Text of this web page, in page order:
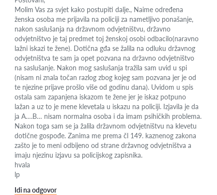
Molim Vas za svjet kako postupiti dalje., Naime određena
ženska osoba me prijavila na policiji za nametljivo ponašanje,
nakon saslušanja na državnom odvjetništvu, državno
odvjetništvo je taj predmet toj ženskoj osobi odbacilo(naravno
lažni iskazi te žene). Dotična gđa se žalila na odluku državnog
odvjetništva te sam ja opet pozvana na državno odvjetništvo
na saslušanje. Nakon mog saslušanja tražila sam uvid u spi
(nisam ni znala točan razlog zbog kojeg sam pozvana jer je od
te njezine prijave prošlo više od godinu dana). Uvidom u spis
ostala sam zapanjena iskazom te žene jer je iskaz potpuno
lažan a uz to je mene klevetala u iskazu na policiji. Izjavila je da
ja A….B… nisam normalna osoba i da imam psihičkih problema.
Nakon toga sam se ja žalila državnom odvjetništvu na klevetu
dotične gospođe. Zanima me prema čl 149. kaznenog zakona
zašto je to meni odbijeno od strane državnog odvjetništva a
imaju njezinu izjavu sa policijskog zapisnika.
hvala
lp
Idi na odgovor